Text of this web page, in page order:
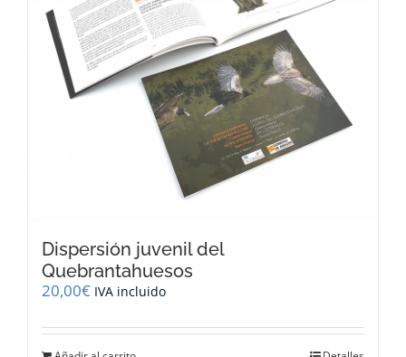
Dispersión juvenil del
Quebrantahuesos
20,00€ IVA incluido